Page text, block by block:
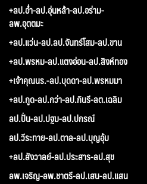
+ลป.อ่ำ-ลป.อุ่นหล้า-ลป.อร่าม-
ลพ.อุตตมะ
+ลป.แว่น-ลป.ลป.จันทร์โสม-ลป.ขาน
+ลป.พรหม-ลป.แตงอ่อน-ลป.สิงห์ทอง
+เจ้าคุณนร.-ลป.บุดดา-ลป.พรหมมา
+ลป.กูด-ลป.กว่า-ลป.กินรี-ลต.เฉลิม
ลป.ปั่น-ลป.ปฐม-ลป.ปกรณ์
ลป.วีระทาย-ลป.ตาล-ลป.บุญอุ้ม
+ลป.สังวาลย์-ลป.ประสาร-ลป.สุข
ลพ.เจริญ-ลพ.ชาตรี-ลป.เสน-ลป.แสน